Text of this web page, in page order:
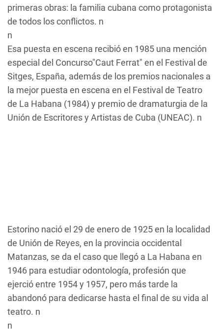
primeras obras: la familia cubana como protagonista
de todos los conflictos. n
n
Esa puesta en escena recibió en 1985 una mención
especial del Concurso"Caut Ferrat" en el Festival de
Sitges, España, además de los premios nacionales a
la mejor puesta en escena en el Festival de Teatro
de La Habana (1984) y premio de dramaturgia de la
Unión de Escritores y Artistas de Cuba (UNEAC). n
Estorino nació el 29 de enero de 1925 en la localidad
de Unión de Reyes, en la provincia occidental
Matanzas, se da el caso que llegó a La Habana en
1946 para estudiar odontología, profesión que
ejerció entre 1954 y 1957, pero más tarde la
abandonó para dedicarse hasta el final de su vida al
teatro. n
n